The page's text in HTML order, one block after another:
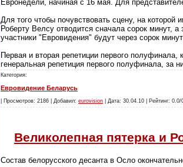
Евронедели, начиная с 16 мая. Для
Для того чтобы почувствовать сцену, на
Роберту Велсу отводится сначала сорок минут,
участники "Евровидения" будут через сорок
Первая и вторая репетиции первого
генеральная репетиция первого полуфинала, за
Категория:
Евровидение Беларусь
| Просмотров: 2186 | Добавил: eurovision | Дата: 30.04.10 | Рейтинг: 0.0/
Великолепная пятерка и
Состав белорусского десанта в Осло